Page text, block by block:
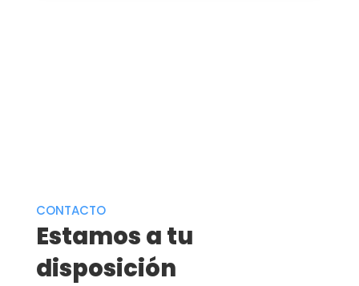
CONTACTO
Estamos a tu
disposición